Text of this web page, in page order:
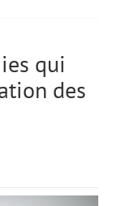
qui
des